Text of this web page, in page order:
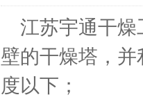
江苏宇通干燥
壁的干燥塔，
度以下；